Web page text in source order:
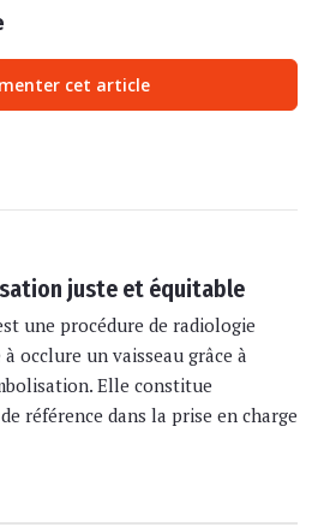
cet article
juste et équitable
une procédure de radiologie
occlure un vaisseau grâce à
Elle constitue
référence dans la prise en charge